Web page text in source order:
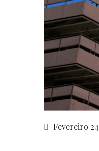
Fevereiro 24